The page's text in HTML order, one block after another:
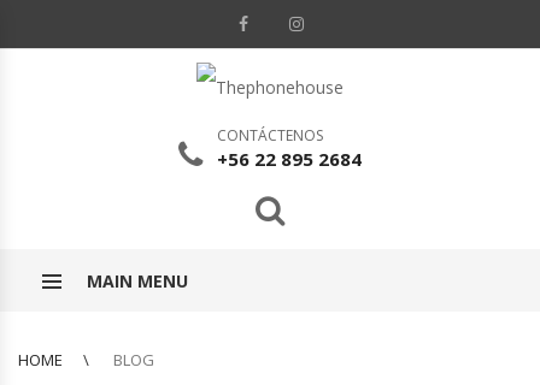
CONTÁCTENOS
+56 22 895 2684
MAIN MENU
HOME BLOG